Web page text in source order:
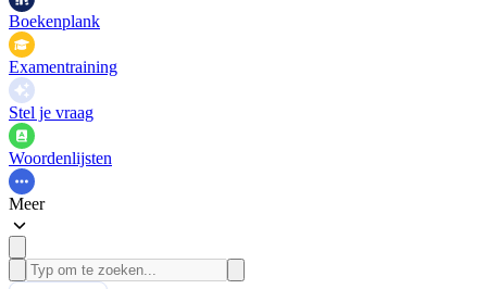
Boekenplank
Examentraining
Stel je vraag
Woordenlijsten
Meer